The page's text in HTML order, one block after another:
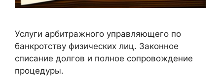
Услуги арбитражного управляющего по
банкротству физических лиц. Законное
списание долгов и полное сопровождение
процедуры.